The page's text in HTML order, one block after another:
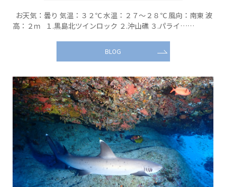
お天気：曇り 気温：３２℃ 水温：２７～２８℃ 風向：南東 波
高：２ｍ １.黒島北ツインロック ２.沖山礁 ３.パライ……
BLOG